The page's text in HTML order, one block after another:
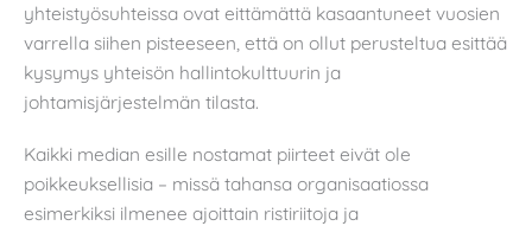
yhteistyösuhteissa ovat eittämättä kasaantuneet vuosien
varrella siihen pisteeseen, että on ollut perusteltua esittää
kysymys yhteisön hallintokulttuurin ja
johtamisjärjestelmän tilasta.
Kaikki median esille nostamat piirteet eivät ole
poikkeuksellisia – missä tahansa organisaatiossa
esimerkiksi ilmenee ajoittain ristiriitoja ja